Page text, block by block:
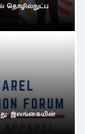
தொழில்நுட்ப
இலங்கையின்